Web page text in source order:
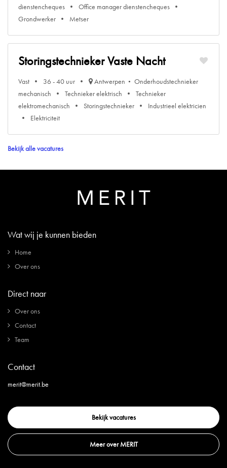
dienstencheques
Office manager dienstencheques
Grondwerker
Metser
Storingstechnieker Vaste Nacht
Vast 36 - 40 uur Antwerpen
Onderhoudstechnieker
mechanisch
Technieker elektrisch
Technieker
elektromechanisch
Storingstechnieker
Industrieel elektricien
Elektriciteit
Bekijk alle vacatures
Wat wij je kunnen bieden
Home
Over ons
Direct naar
Over ons
Contact
Team
Contact
merit@merit.be
Bekijk vacatures
Meer over MERIT